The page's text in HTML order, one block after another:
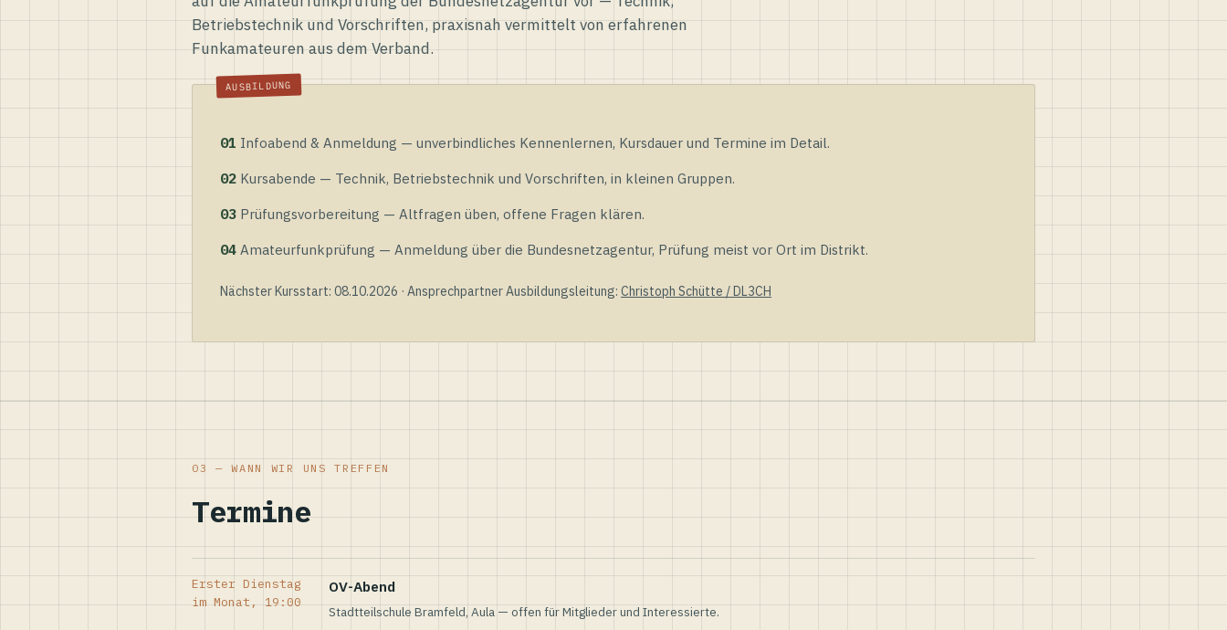
Betriebstechnik und Vorschriften, praxisnah vermittelt von erfahrenen
Funkamateuren aus dem Verband.
01 Infoabend & Anmeldung — unverbindliches Kennenlernen, Kursdauer und Termine im Detail.
02 Kursabende — Technik, Betriebstechnik und Vorschriften, in kleinen Gruppen.
03 Prüfungsvorbereitung — Altfragen üben, offene Fragen klären.
04 Amateurfunkprüfung — Anmeldung über die Bundesnetzagentur, Prüfung meist vor Ort im Distrikt.
Nächster Kursstart: 08.10.2026 · Ansprechpartner Ausbildungsleitung: Christoph Schütte / DL3CH
03 — WANN WIR UNS TREFFEN
Termine
Erster Dienstag
im Monat, 19:00
OV-Abend
Stadtteilschule Bramfeld, Aula — offen für Mitglieder und Interessierte.